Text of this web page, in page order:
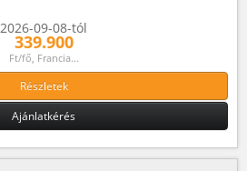
2026-09-08-tól
339.900
Ft/fő, Francia...
Részletek
Ajánlatkérés